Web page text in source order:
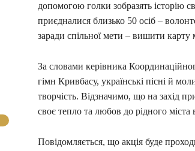
допомогою голки зобразять історію
приєдналися близько 50 осіб –
заради спільної мети – вишити карту
За словами керівника
гімн Кривбасу, українські пісні й
творчість. Відзначимо, що на захід
своє тепло та любов до рідного
Повідомляється, що акція буде